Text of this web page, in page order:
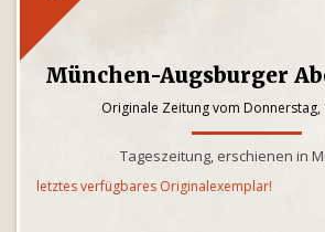
München-Augsburger
Originale Zeitung vom Donnerstag,
Tageszeitung, erschienen in
letztes verfügbares Originalexemplar!